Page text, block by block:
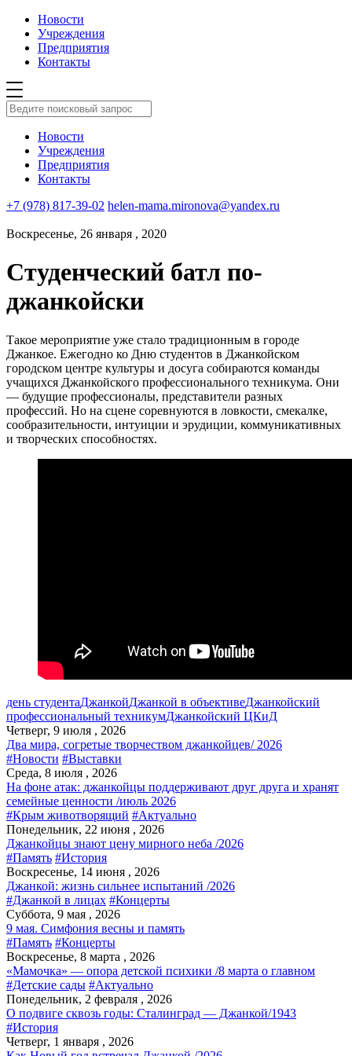
Новости
Учреждения
Предприятия
Контакты
Новости
Учреждения
Предприятия
Контакты
+7 (978) 817-39-02 helen-mama.mironova@yandex.ru
Воскресенье, 26 января , 2020
Студенческий батл по-
джанкойски
Такое мероприятие уже стало традиционным в городе
Джанкое. Ежегодно ко Дню студентов в Джанкойском
городском центре культуры и досуга собираются команды
учащихся Джанкойского профессионального техникума. Они
— будущие профессионалы, представители разных
профессий. Но на сцене соревнуются в ловкости, смекалке,
сообразительности, интуиции и эрудиции, коммуникативных
и творческих способностях.
день студентаДжанкойДжанкой в объективеДжанкойский
профессиональный техникумДжанкойский ЦКиД
Четверг, 9 июля , 2026
Два мира, согретые творчеством джанкойцев/ 2026
#Новости #Выставки
Среда, 8 июля , 2026
На фоне атак: джанкойцы поддерживают друг друга и хранят
семейные ценности /июль 2026
#Крым животворящий #Актуально
Понедельник, 22 июня , 2026
Джанкойцы знают цену мирного неба /2026
#Память #История
Воскресенье, 14 июня , 2026
Джанкой: жизнь сильнее испытаний /2026
#Джанкой в лицах #Концерты
Суббота, 9 мая , 2026
9 мая. Симфония весны и память
#Память #Концерты
Воскресенье, 8 марта , 2026
«Мамочка» — опора детской психики /8 марта о главном
#Детские сады #Актуально
Понедельник, 2 февраля , 2026
О подвиге сквозь годы: Сталинград — Джанкой/1943
#История
Четверг, 1 января , 2026